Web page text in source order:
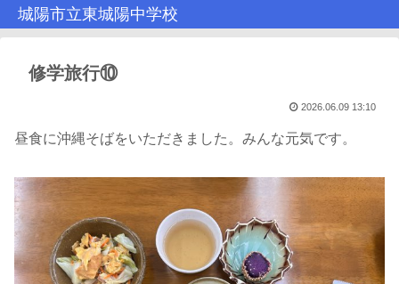
城陽市立東城陽中学校
修学旅行⑩
2026.06.09 13:10
昼食に沖縄そばをいただきました。みんな元気です。